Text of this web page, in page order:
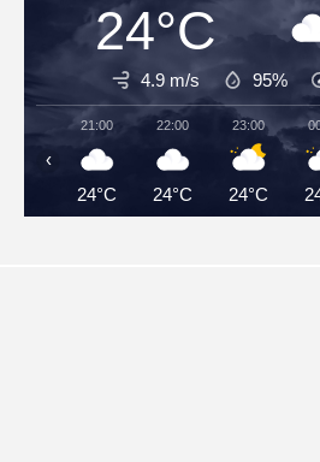
24°C
4.9 m/s 95%
21:00
24°C
22:00
24°C
23:00
24°C
‹